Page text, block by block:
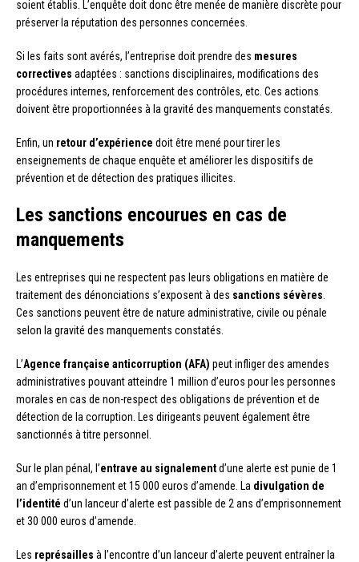
soient établis. L’enquête doit donc être menée de manière discrète pour
préserver la réputation des personnes concernées.
Si les faits sont avérés, l’entreprise doit prendre des mesures
correctives adaptées : sanctions disciplinaires, modifications des
procédures internes, renforcement des contrôles, etc. Ces actions
doivent être proportionnées à la gravité des manquements constatés.
Enfin, un retour d’expérience doit être mené pour tirer les
enseignements de chaque enquête et améliorer les dispositifs de
prévention et de détection des pratiques illicites.
Les sanctions encourues en cas de
manquements
Les entreprises qui ne respectent pas leurs obligations en matière de
traitement des dénonciations s’exposent à des sanctions sévères
Ces sanctions peuvent être de nature administrative, civile ou pénale
selon la gravité des manquements constatés.
L’Agence française anticorruption (AFA) peut infliger des amendes
administratives pouvant atteindre 1 million d’euros pour les personnes
morales en cas de non-respect des obligations de prévention et de
détection de la corruption. Les dirigeants peuvent également être
sanctionnés à titre personnel.
Sur le plan pénal, l’entrave au signalementd’une alerte est punie de 1
an d’emprisonnement et 15 000 euros d’amende. La divulgation de
l’identité d’un lanceur d’alerte est passible de 2 ans d’emprisonnement
et 30 000 euros d’amende.
Les représailles à l’encontre d’un lanceur d’alerte peuvent entraîner la